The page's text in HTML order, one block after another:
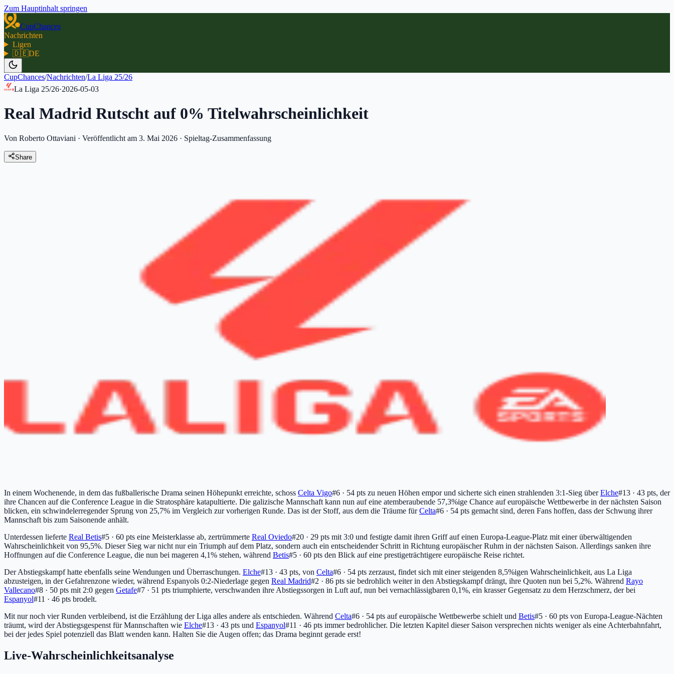
Zum Hauptinhalt springen
CupChances
Nachrichten
Ligen
🇩🇪DE
CupChances/Nachrichten/La Liga 25/26
La Liga 25/26·2026-05-03
Real Madrid Rutscht auf 0% Titelwahrscheinlichkeit
Von Roberto Ottaviani · Veröffentlicht am 3. Mai 2026 · Spieltag-Zusammenfassung
Share
In einem Wochenende, in dem das fußballerische Drama seinen Höhepunkt erreichte, schoss Celta Vigo#6 · 54 pts zu neuen Höhen empor und sicherte sich einen strahlenden 3:1-Sieg überElche#13 · 43 pts, der
ihre Chancen auf die Conference League in die Stratosphäre katapultierte. Die galizische Mannschaft kann nun auf eine atemberaubende 57,3%ige Chance auf europäische Wettbewerbe in der nächsten Saison
blicken, ein schwindelerregender Sprung von 25,7% im Vergleich zur vorherigen Runde. Das ist der Stoff, aus dem die Träume fürCelta#6 · 54 pts gemacht sind, deren Fans hoffen, dass der Schwung ihrer
Mannschaft bis zum Saisonende anhält.
Unterdessen lieferte Real Betis#5 · 60 pts eine Meisterklasse ab, zertrümmerte Real Oviedo#20 · 29 pts mit 3:0 und festigte damit ihren Griff auf einen Europa-League-Platz mit einer überwältigenden
Wahrscheinlichkeit von 95,5%. Dieser Sieg war nicht nur ein Triumph auf dem Platz, sondern auch ein entscheidender Schritt in Richtung europäischer Ruhm in der nächsten Saison. Allerdings sanken ihre
Hoffnungen auf die Conference League, die nun bei mageren 4,1% stehen, während Betis#5 · 60 pts den Blick auf eine prestigeträchtigere europäische Reise richtet.
Der Abstiegskampf hatte ebenfalls seine Wendungen und Überraschungen. Elche#13 · 43 pts, von Celta#6 · 54 pts zerzaust, findet sich mit einer steigenden 8,5%igen Wahrscheinlichkeit, aus La Liga
abzusteigen, in der Gefahrenzone wieder, während Espanyols 0:2-Niederlage gegen Real Madrid#2 · 86 pts sie bedrohlich weiter in den Abstiegskampf drängt, ihre Quoten nun bei 5,2%. Während Rayo
Vallecano#8 · 50 pts mit 2:0 gegen Getafe#7 · 51 pts triumphierte, verschwanden ihre Abstiegssorgen in Luft auf, nun bei vernachlässigbaren 0,1%, ein krasser Gegensatz zu dem Herzschmerz, der bei
Espanyol#11 · 46 pts brodelt.
Mit nur noch vier Runden verbleibend, ist die Erzählung der Liga alles andere als entschieden. Während Celta#6 · 54 pts auf europäische Wettbewerbe schielt und Betis#5 · 60 pts von Europa-League-Nächten
träumt, wird der Abstiegsgespenst für Mannschaften wie Elche#13 · 43 pts und Espanyol#11 · 46 pts immer bedrohlicher. Die letzten Kapitel dieser Saison versprechen nichts weniger als eine Achterbahnfahrt,
bei der jedes Spiel potenziell das Blatt wenden kann. Halten Sie die Augen offen; das Drama beginnt gerade erst!
Live-Wahrscheinlichkeitsanalyse